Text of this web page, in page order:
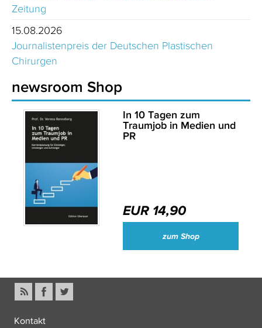
Zeitung
15.08.2026
Journalistenpreis der Deutschen Plastischen
Chirurgen
newsroom Shop
In 10 Tagen zum
Traumjob in Medien und
PR
EUR 14,90
zum Shop
Kontakt